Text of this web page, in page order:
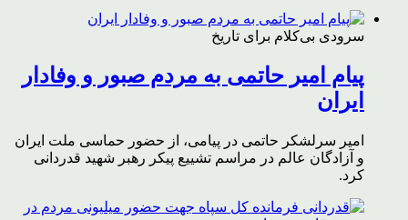
سرودی بی‌کلام برای تاریخ
پیام امیر حاتمی به مردم صبور و وفادار
ایران
امیر سرلشکر حاتمی در پیامی، از حضور حماسی ملت ایران
و آزادگان عالم در مراسم تشییع پیکر رهبر شهید قدردانی
کرد.